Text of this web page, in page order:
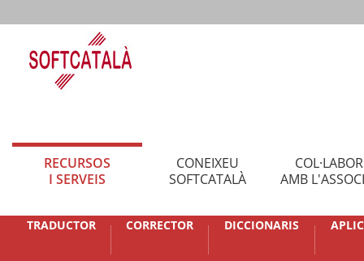
RECURSOS
I SERVEIS
CONEIXEU
SOFTCATALÀ
AMB
TRADUCTOR CORRECTOR DICCIONARIS